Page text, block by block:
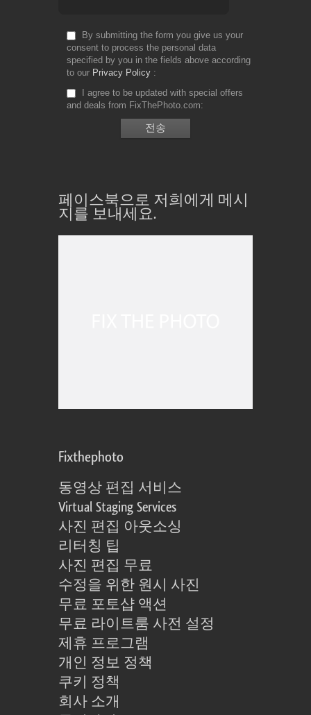
By submitting the form you give us your
consent to process the personal data
specified by you in the fields above according
to our Privacy Policy
I agree to be updated with special offers
and deals from FixThePhoto.com
페이스북으로 저희에게 메시
지를 보내세요.
Fixthephoto
동영상 편집 서비스
Virtual Staging Services
사진 편집 아웃소싱
리터칭 팁
사진 편집 무료
수정을 위한 원시 사진
무료 포토샵 액션
무료 라이트룸 사전 설정
제휴 프로그램
개인 정보 정책
쿠키 정책
회사 소개